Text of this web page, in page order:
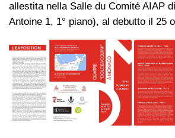
allestita nella Salle du Comité AIAP
Antoine 1, 1° piano), al debutto il 25